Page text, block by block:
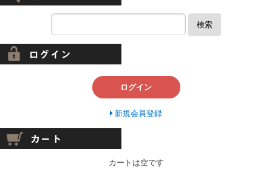
検索
ログイン
新規会員登録
カートは空です